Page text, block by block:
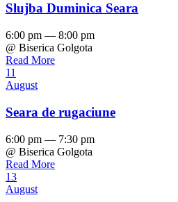
Slujba Duminica Seara
6:00 pm — 8:00 pm
@ Biserica Golgota
Read More
11
August
Seara de rugaciune
6:00 pm — 7:30 pm
@ Biserica Golgota
Read More
13
August